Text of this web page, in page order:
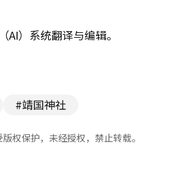
）系统翻译与编辑。
#靖国神社
版权保护，未经授权，禁止转载。